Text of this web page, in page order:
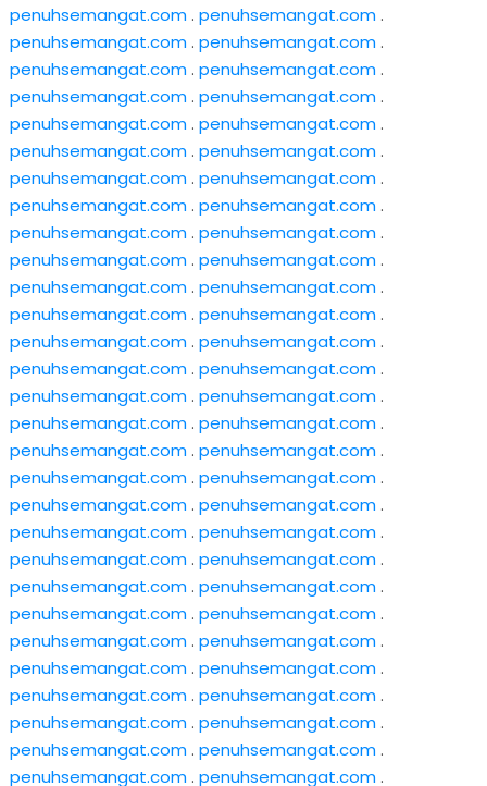
penuhsemangat.com. penuhsemangat.com.
penuhsemangat.com. penuhsemangat.com.
penuhsemangat.com. penuhsemangat.com.
penuhsemangat.com. penuhsemangat.com.
penuhsemangat.com. penuhsemangat.com.
penuhsemangat.com. penuhsemangat.com.
penuhsemangat.com. penuhsemangat.com.
penuhsemangat.com. penuhsemangat.com.
penuhsemangat.com. penuhsemangat.com.
penuhsemangat.com. penuhsemangat.com.
penuhsemangat.com. penuhsemangat.com.
penuhsemangat.com. penuhsemangat.com.
penuhsemangat.com. penuhsemangat.com.
penuhsemangat.com. penuhsemangat.com.
penuhsemangat.com. penuhsemangat.com.
penuhsemangat.com. penuhsemangat.com.
penuhsemangat.com. penuhsemangat.com.
penuhsemangat.com. penuhsemangat.com.
penuhsemangat.com. penuhsemangat.com.
penuhsemangat.com. penuhsemangat.com.
penuhsemangat.com. penuhsemangat.com.
penuhsemangat.com. penuhsemangat.com.
penuhsemangat.com. penuhsemangat.com.
penuhsemangat.com. penuhsemangat.com.
penuhsemangat.com. penuhsemangat.com.
penuhsemangat.com. penuhsemangat.com.
penuhsemangat.com. penuhsemangat.com.
penuhsemangat.com. penuhsemangat.com.
penuhsemangat.com. penuhsemangat.com.